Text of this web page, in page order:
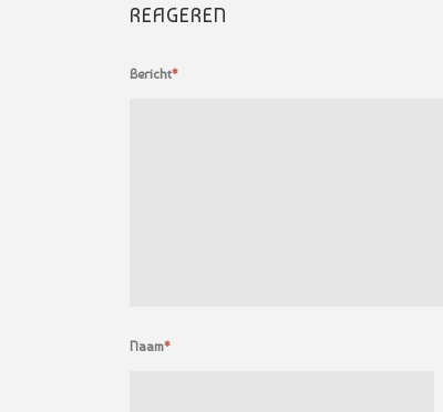
REAGEREN
Bericht*
Naam*